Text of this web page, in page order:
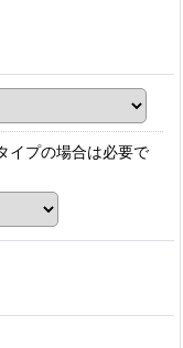
イプの場合は必要で